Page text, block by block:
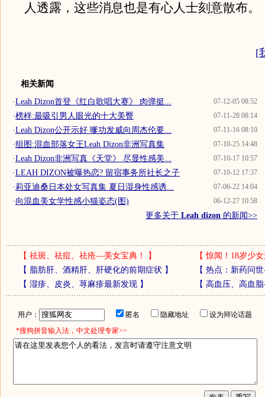
人透露，这些消息也是有心人士刻意散布。
[
相关新闻
07-12-05 08:52
·Leah Dizon首登《红白歌唱大赛》 肉弹挺...
07-11-28 08:14
·榜样:最吸引男人眼光的十大美臀
07-11-16 08:10
·Leah Dizon公开示好 嗲功发威向周杰伦要...
07-10-25 14:48
·组图:混血部落女王Leah Dizon非洲写真集
07-10-17 10:57
·Leah Dizon非洲写真《天堂》 尽显性感美...
07-10-12 17:37
·LEAH DIZON被曝热恋? 留宿事务所社长之子
07-06-22 14:04
·莉亚迪桑日本处女写真集 夏日湿身性感诱...
06-12-27 10:58
·向混血美女学性感小猫姿态(图)
更多关于 Leah dizon 的新闻>>
【 祛斑、祛痘、祛疮—美女宝典！ 】 【惊闻！18岁少
【 脂肪肝、酒精肝、肝硬化的前期症状 】 【 热点：新药问
【 湿疹、皮炎、荨麻疹最新发现】 【 高血压、高血
用户： 匿名 隐藏地址
设为辩论话题
*搜狗拼音输入法，中文处理专家>>